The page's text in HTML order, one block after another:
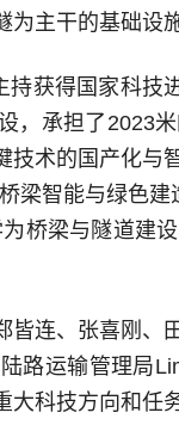
主干的基础设
持获得国家科
，承担了2023
技术的国产化
梁智能与绿色
桥梁与隧道建
皆连、张喜刚
路运输管理局
科技方向和任